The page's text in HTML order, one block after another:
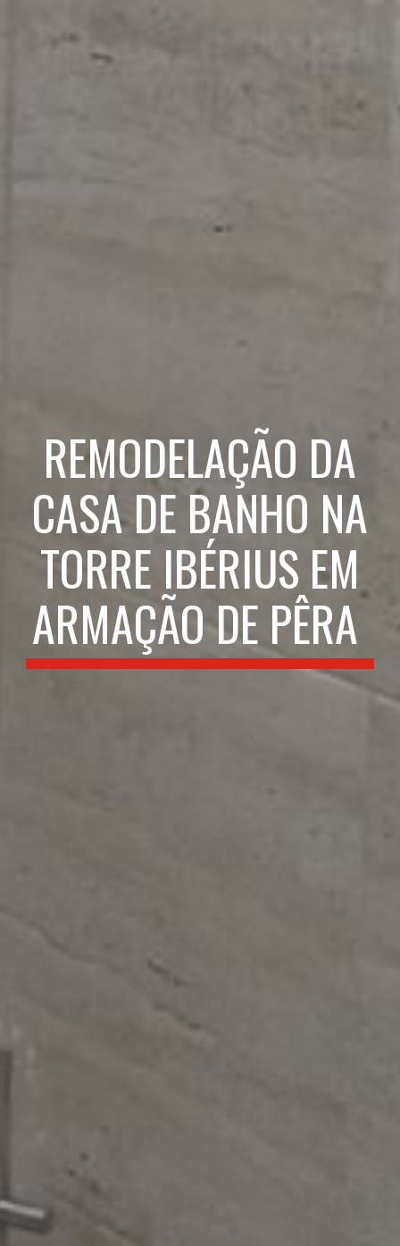
REMODELAÇÃO DA
CASA DE BANHO NA
TORRE IBÉRIUS EM
ARMAÇÃO DE PÊRA